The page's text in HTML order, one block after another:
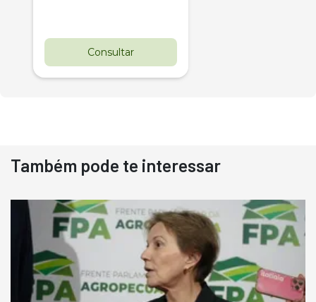
Consultar
Destaque
Usado
Pá Carregadeira Cat 966
Ano 1987
Londrina
Também pode te interessar